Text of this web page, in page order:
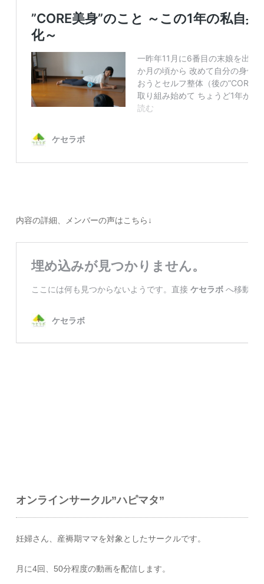
内容の詳細、メンバーの声はこちら↓
オンラインサークル”ハピマタ”
妊婦さん、産褥期ママを対象としたサークルです。
月に4回、50分程度の動画を配信します。